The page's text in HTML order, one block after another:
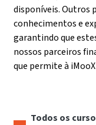
disponíveis. Outros
conhecimentos e
garantindo que
nossos parceiros
que permite à
Todos os